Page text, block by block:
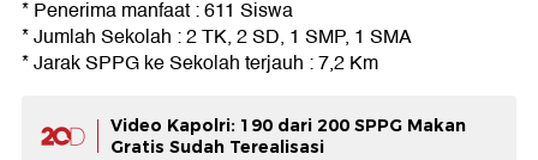
* Penerima manfaat : 611 Siswa
* Jumlah Sekolah : 2 TK, 2 SD, 1 SMP, 1 SMA
* Jarak SPPG ke Sekolah terjauh : 7,2 Km
Video Kapolri: 190 dari 200 SPPG Makan
Gratis Sudah Terealisasi